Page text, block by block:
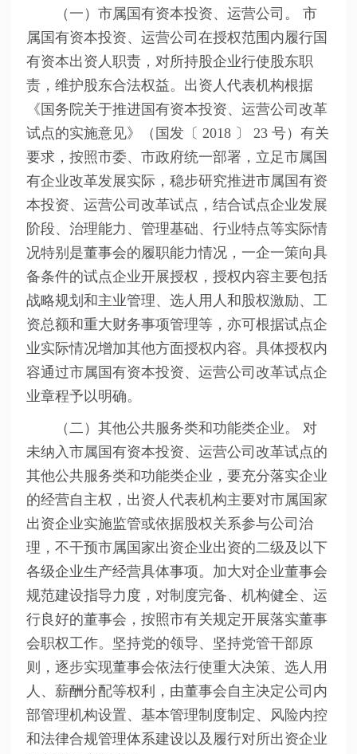
（一）市属国有资本投资、运营公司。 市
属国有资本投资、运营公司在授权范围内履行国
有资本出资人职责，对所持股企业行使股东职
责，维护股东合法权益。出资人代表机构根据
《国务院关于推进国有资本投资、运营公司改革
试点的实施意见》（国发〔 2018 〕 23 号）有关
要求，按照市委、市政府统一部署，立足市属国
有企业改革发展实际，稳步研究推进市属国有资
本投资、运营公司改革试点，结合试点企业发展
阶段、治理能力、管理基础、行业特点等实际情
况特别是董事会的履职能力情况，一企一策向具
备条件的试点企业开展授权，授权内容主要包括
战略规划和主业管理、选人用人和股权激励、工
资总额和重大财务事项管理等，亦可根据试点企
业实际情况增加其他方面授权内容。具体授权内
容通过市属国有资本投资、运营公司改革试点企
业章程予以明确。
（二）其他公共服务类和功能类企业。 对
未纳入市属国有资本投资、运营公司改革试点的
其他公共服务类和功能类企业，要充分落实企业
的经营自主权，出资人代表机构主要对市属国家
出资企业实施监管或依据股权关系参与公司治
理，不干预市属国家出资企业出资的二级及以下
各级企业生产经营具体事项。加大对企业董事会
规范建设指导力度，对制度完备、机构健全、运
行良好的董事会，按照市有关规定开展落实董事
会职权工作。坚持党的领导、坚持党管干部原
则，逐步实现董事会依法行使重大决策、选人用
人、薪酬分配等权利，由董事会自主决定公司内
部管理机构设置、基本管理制度制定、风险内控
和法律合规管理体系建设以及履行对所出资企业